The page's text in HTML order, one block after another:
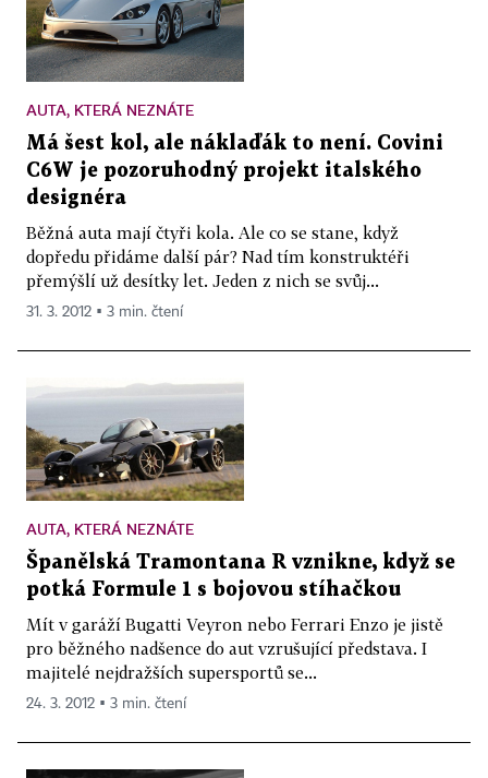
AUTA, KTERÁ NEZNÁTE
Má šest kol, ale náklaďák to není. Covini
C6W je pozoruhodný projekt italského
designéra
Běžná auta mají čtyři kola. Ale co se stane, když
dopředu přidáme další pár? Nad tím konstruktéři
přemýšlí už desítky let. Jeden z nich se svůj...
31. 3. 2012 ▪ 3 min. čtení
AUTA, KTERÁ NEZNÁTE
Španělská Tramontana R vznikne, když se
potká Formule 1 s bojovou stíhačkou
Mít v garáží Bugatti Veyron nebo Ferrari Enzo je jistě
pro běžného nadšence do aut vzrušující představa. I
majitelé nejdražších supersportů se...
24. 3. 2012 ▪ 3 min. čtení